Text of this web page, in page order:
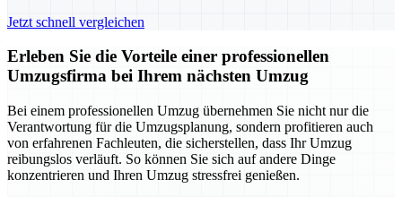
Jetzt schnell vergleichen
Erleben Sie die Vorteile einer professionellen
Umzugsfirma bei Ihrem nächsten Umzug
Bei einem professionellen Umzug übernehmen Sie nicht nur die
Verantwortung für die Umzugsplanung, sondern profitieren auch
von erfahrenen Fachleuten, die sicherstellen, dass Ihr Umzug
reibungslos verläuft. So können Sie sich auf andere Dinge
konzentrieren und Ihren Umzug stressfrei genießen.